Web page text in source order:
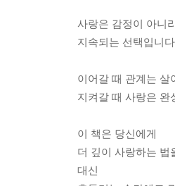
사랑은 감정이 아니
지속되는 선택입니
이어갈 때 관계는 살
지켜갈 때 사랑은 완
이 책은 당신에게
더 깊이 사랑하는 법
대신